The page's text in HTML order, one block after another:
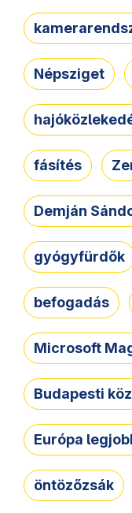
Népsziget
fásítés
Demján
gyógyfürdők
befogadás
Microsoft
Budapesti
Európa
öntözőzsák